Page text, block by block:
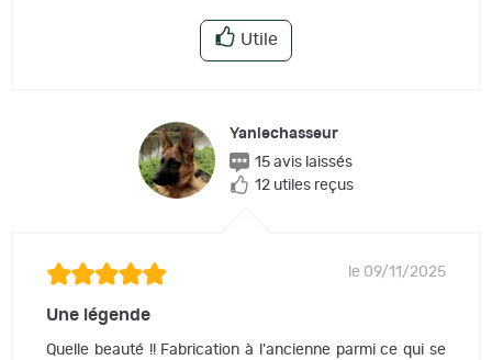
Utile
Yanlechasseur
15 avis laissés
12 utiles reçus
le 09/11/2025
Une légende
Quelle beauté !! Fabrication à l'ancienne parmi ce qui se